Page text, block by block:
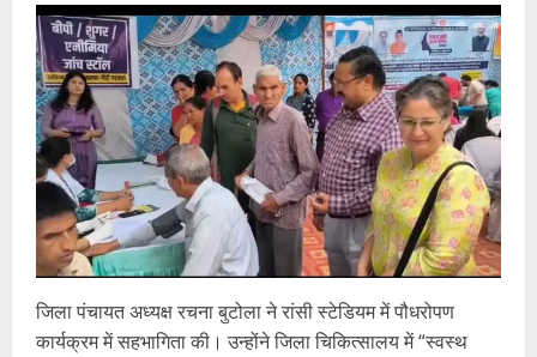
जिला पंचायत अध्यक्ष रचना बुटोला ने रांसी स्टेडियम में पौधरोपण
कार्यक्रम में सहभागिता की। उन्होंने जिला चिकित्सालय में “स्वस्थ